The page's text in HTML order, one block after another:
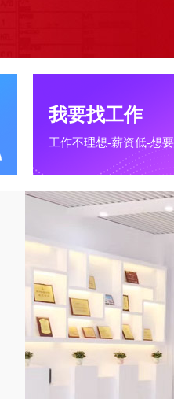
我要找工作
工作不理想-薪资低-想